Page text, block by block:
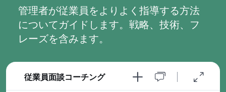
管理者が従業員をよりよく指導する方法
についてガイドします。戦略、技術、フ
レーズを含みます。
従業員面談コーチング